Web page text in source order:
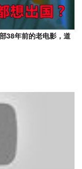
38年前的老电影，道